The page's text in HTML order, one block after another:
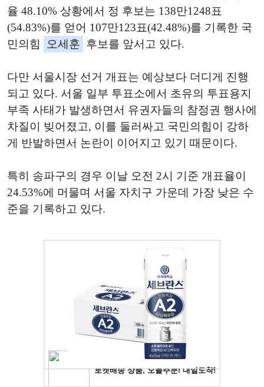
율 48.10% 상황에서 정 후보는 138만1248표
(54.83%)를 얻어 107만123표(42.48%)를 기록한 국
민의힘
오세훈 후보를 앞서고 있다.
다만 서울시장 선거 개표는 예상보다 더디게 진행
되고 있다. 서울 일부 투표소에서 초유의 투표용지
부족 사태가 발생하면서 유권자들의 참정권 행사에
차질이 빚어졌고, 이를 둘러싸고 국민의힘이 강하
게 반발하면서 논란이 이어지고 있기 때문이다.
특히 송파구의 경우 이날 오전 2시 기준 개표율이
24.53%에 머물며 서울 자치구 가운데 가장 낮은 수
준을 기록하고 있다.